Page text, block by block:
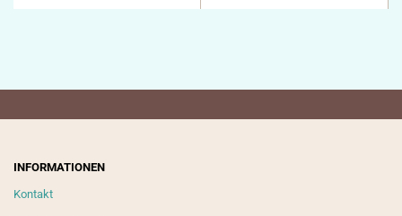
INFORMATIONEN
Kontakt